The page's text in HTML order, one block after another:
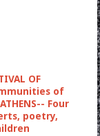
OF
of
Four
poetry,